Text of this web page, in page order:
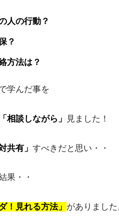
人の行動？
？
方法は？
学んだ事を
「相談しながら」 見ました！
共有」 すべきだと思い・・
果・・
！見れる方法」 がありまし